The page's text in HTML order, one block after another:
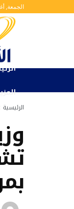
الجمعة,
الرئيسية